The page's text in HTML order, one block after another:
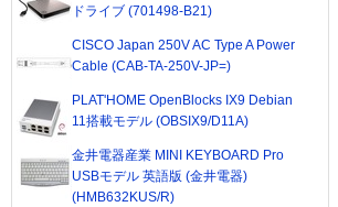
ドライブ (701498-B21)
CISCO Japan 250V AC Type A Power
Cable (CAB-TA-250V-JP=)
PLAT'HOME OpenBlocks IX9 Debian
11搭載モデル (OBSIX9/D11A)
金井電器産業 MINI KEYBOARD Pro
USBモデル 英語版 (金井電器)
(HMB632KUS/R)